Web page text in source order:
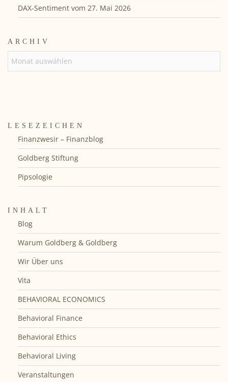
DAX-Sentiment vom 27. Mai 2026
ARCHIV
LESEZEICHEN
Finanzwesir – Finanzblog
Goldberg Stiftung
Pipsologie
INHALT
Blog
Warum Goldberg & Goldberg
Wir Über uns
Vita
BEHAVIORAL ECONOMICS
Behavioral Finance
Behavioral Ethics
Behavioral Living
Veranstaltungen